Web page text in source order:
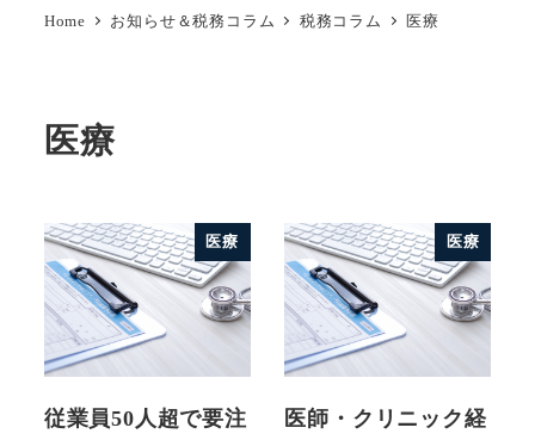
Home お知らせ＆税務コラム 税務コラム 医療
医療
医療
従業員50人超で要注
医療
医師・クリニック経